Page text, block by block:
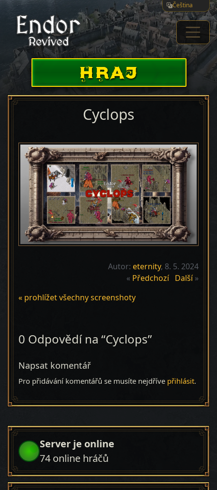
Čeština
HRAJ
Cyclops
« prohlížet všechny screenshoty
« Předchozí Další»
Autor: eternity, 8. 5. 2024
0 Odpovědí na “Cyclops”
Napsat komentář
Pro přidávání komentářů se musíte nejdříve přihlásit.
Server je online
74 online hráčů